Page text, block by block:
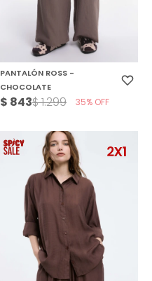
PANTALÓN ROSS -
CHOCOLATE
$ 843$1.299 35